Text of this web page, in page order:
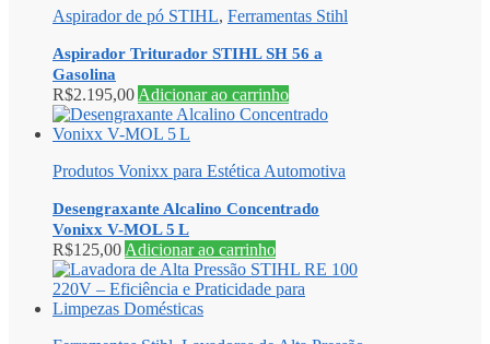
Aspirador de pó STIHL, Ferramentas Stihl
Aspirador Triturador STIHL SH 56 a
Gasolina
R$2.195,00 Adicionar ao carrinho
Produtos Vonixx para Estética Automotiva
Desengraxante Alcalino Concentrado
Vonixx V-MOL 5 L
R$125,00 Adicionar ao carrinho